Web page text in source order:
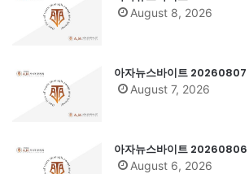
August 8, 2026
아자뉴스바이트 20260807
August 7, 2026
아자뉴스바이트 20260806
August 6, 2026